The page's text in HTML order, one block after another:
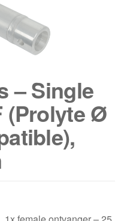
– Single
(Prolyte Ø